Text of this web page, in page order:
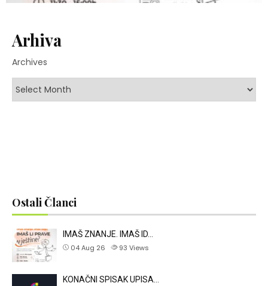
Arhiva
Archives
Ostali Članci
IMAŠ ZNANJE. IMAŠ ID…
04 Aug 26
93 Views
KONAČNI SPISAK UPISA…